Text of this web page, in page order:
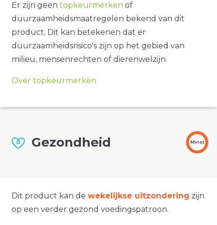
Er zijn geen topkeurmerken of
duurzaamheidsmaatregelen bekend van dit
product. Dit kan betekenen dat er
duurzaamheidsrisico's zijn op het gebied van
milieu, mensenrechten of dierenwelzijn.
Over topkeurmerken
Gezondheid Minst
Dit product kan de wekelijkse uitzondering zijn
op een verder gezond voedingspatroon.